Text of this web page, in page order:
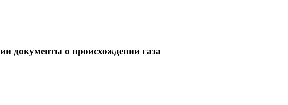
документы о происхождении газа